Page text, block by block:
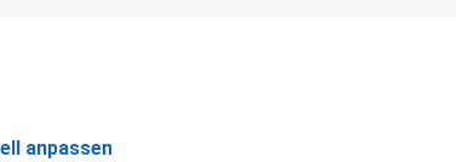
anpassen